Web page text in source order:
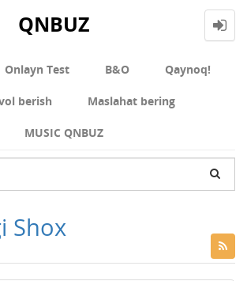
QNBUZ
Onlayn Test В&О Qaynoq!
berish Maslahat bering
MUSIC QNBUZ
Shox